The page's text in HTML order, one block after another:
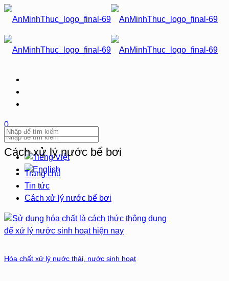
0
Cách xử lý nước bể bơi
Trang chủ
Tin tức
Cách xử lý nước bể bơi
Hóa chất xử lý nước thải, nước sinh hoạt